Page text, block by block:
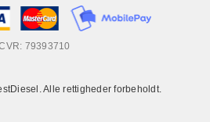
79393710
Alle rettigheder forbeholdt.